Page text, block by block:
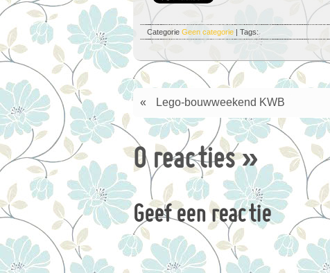
Categorie Geen categorie | Tags:
« Lego-bouwweekend KWB
0 reacties »
Geef een reactie